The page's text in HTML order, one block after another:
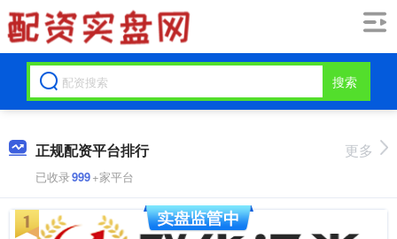
搜索
正规配资平台排行
已收录999+家平台
更多